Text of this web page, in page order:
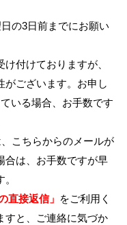
の3日前までにお願い
付けておりますが、
がございます。お申し
いる場合、お手数です
こちらからのメールが
合は、お手数ですが早
直接返信」 をご利用く
すと、ご連絡に気づか